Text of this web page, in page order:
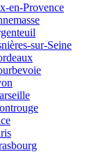
en-Provence
sur-Seine